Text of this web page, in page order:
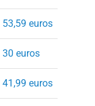
53,59 euros
30 euros
41,99 euros